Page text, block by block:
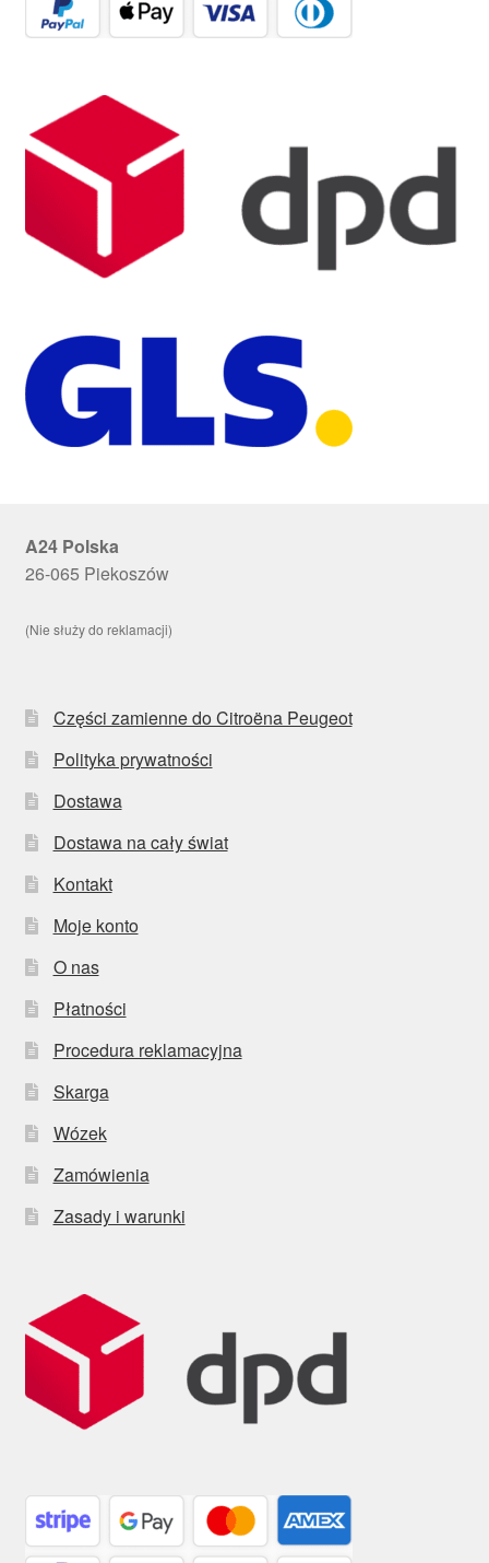
A24 Polska
26-065 Piekoszów
(Nie służy do reklamacji)
Części zamienne do Citroëna Peugeot
Polityka prywatności
Dostawa
Dostawa na cały świat
Kontakt
Moje konto
O nas
Płatności
Procedura reklamacyjna
Skarga
Wózek
Zamówienia
Zasady i warunki